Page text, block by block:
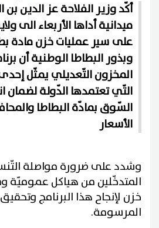
أكّد وزير الفلاحة عز الدين بن
ميدانية أداها الأربعاء الى
على سير عمليات خزن مادة
وبذور البطاطا الوطنية أن
المخزون التّعديلي يمثّل إحدى
التّي تعتمدها الدّولة لضمان
السّوق بمادّة البطاطا
الأسعار
وشدد على ضرورة مواصلة
المتدخّلين من هياكل عموميّة
خزن لإنجاح هذا البرنامج
المرسومة.